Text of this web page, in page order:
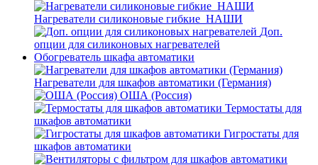
Нагреватели силиконовые гибкие_НАШИ
Доп.
опции для силиконовых нагревателей
Обогреватель шкафа автоматики
Нагреватели для шкафов автоматики (Германия)
ОША (Россия)
Термостаты для
шкафов автоматики
Гигростаты для
шкафов автоматики